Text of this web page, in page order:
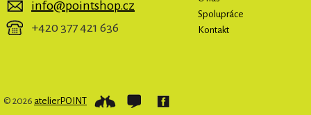
info@pointshop.cz
+420 377 421 636
Spolupráce
Kontakt
© 2026 atelierPOINT